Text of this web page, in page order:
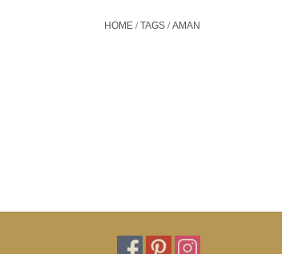
HOME/TAGS/AMAN